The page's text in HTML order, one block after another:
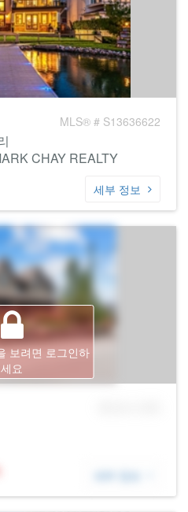
MLS® # S13636622
CHAY REALTY
세부 정보
보려면 로그인하
세요